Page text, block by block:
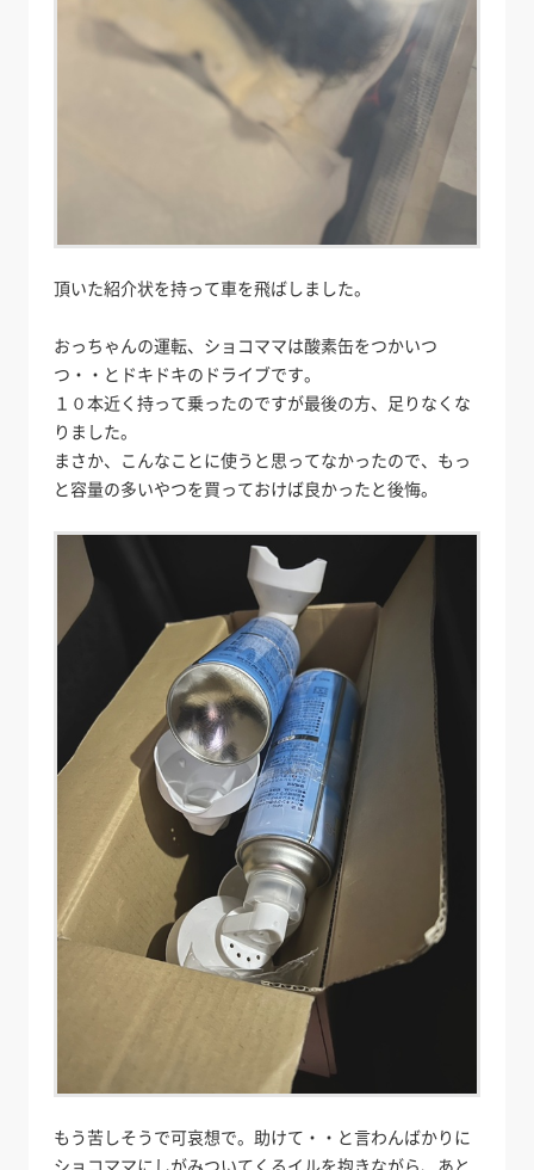
頂いた紹介状を持って車を飛ばしました。
おっちゃんの運転、ショコママは酸素缶をつかいつ
つ・・とドキドキのドライブです。
１０本近く持って乗ったのですが最後の方、足りなくな
りました。
まさか、こんなことに使うと思ってなかったので、もっ
と容量の多いやつを買っておけば良かったと後悔。
もう苦しそうで可哀想で。助けて・・と言わんばかりに